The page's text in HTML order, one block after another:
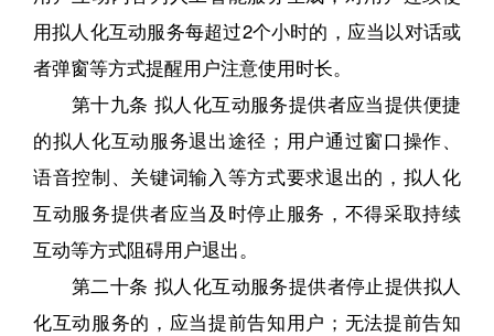
用拟人化互动服务每超过2个小时的，应当以对话或
者弹窗等方式提醒用户注意使用时长。
第十九条 拟人化互动服务提供者应当提供便捷
的拟人化互动服务退出途径；用户通过窗口操作、
语音控制、关键词输入等方式要求退出的，拟人化
互动服务提供者应当及时停止服务，不得采取持续
互动等方式阻碍用户退出。
第二十条 拟人化互动服务提供者停止提供拟人
化互动服务的，应当提前告知用户；无法提前告知